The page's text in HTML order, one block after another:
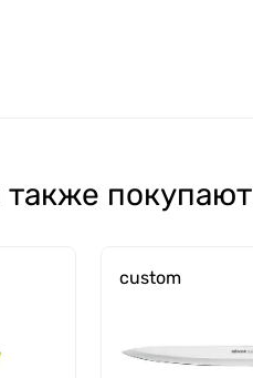
покупают
custom